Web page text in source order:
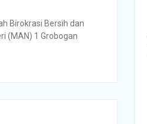
Birokrasi Bersih dan
(MAN) 1 Grobogan